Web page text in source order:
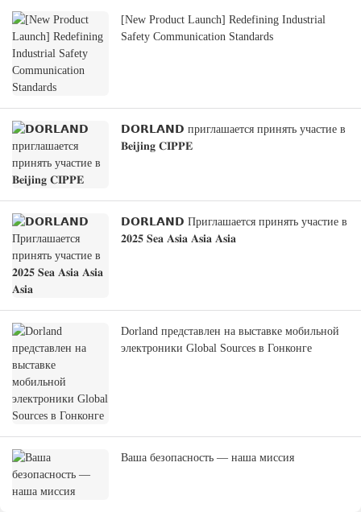
[New Product Launch] Redefining Industrial
Safety Communication Standards
𝗗𝗢𝗥𝗟𝗔𝗡𝗗 приглашается принять участие в
𝐁𝐞𝐢𝐣𝐢𝐧𝐠 𝐂𝐈𝐏𝐏𝐄
𝗗𝗢𝗥𝗟𝗔𝗡𝗗 Приглашается принять участие в
𝟐𝟎𝟐𝟓 𝐒𝐞𝐚 𝐀𝐬𝐢𝐚 𝐀𝐬𝐢𝐚 𝐀𝐬𝐢𝐚
Dorland представлен на выставке мобильной
электроники Global Sources в Гонконге
Ваша безопасность — наша миссия